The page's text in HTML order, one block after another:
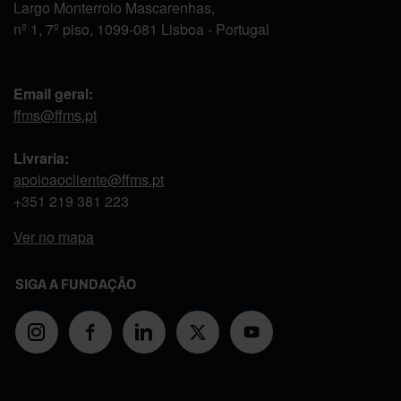
Largo Monterroio Mascarenhas,
nº 1, 7º piso, 1099-081 Lisboa - Portugal
Email geral:
ffms@ffms.pt
Livraria:
apoioaocliente@ffms.pt
+351 219 381 223
Ver no mapa
SIGA A FUNDAÇÃO